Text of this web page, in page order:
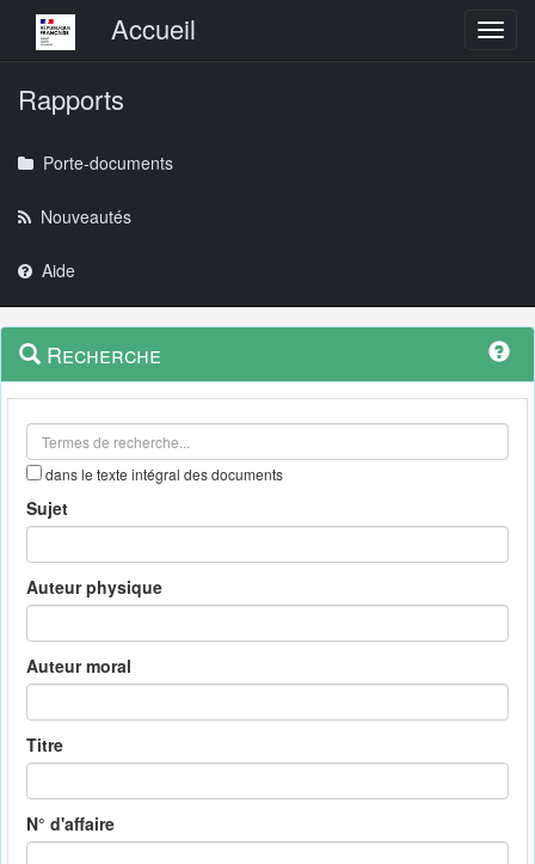
Menu principalAccueil
Rapports
Porte-documents
Nouveautés
Aide
Navigation
outils
Menu
contextuel
Recherche
dans le texte intégral des documents
Sujet
Auteur physique
Auteur moral
Titre
N° d'affaire